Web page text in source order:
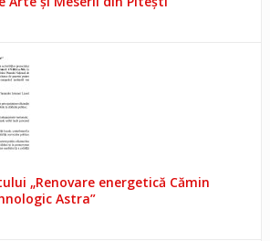
„Renovare energetică Cămin
Astra”